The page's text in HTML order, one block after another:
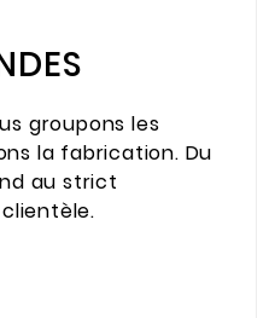
groupons les
la fabrication. Du
au strict